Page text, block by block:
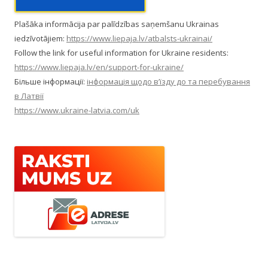
Plašāka informācija par palīdzības saņemšanu Ukrainas
iedzīvotājiem: https://www.liepaja.lv/atbalsts-ukrainai/
Follow the link for useful information for Ukraine residents:
https://www.liepaja.lv/en/support-for-ukraine/
Більше інформації: інформація щодо в’їзду до та перебування
в Латвії
https://www.ukraine-latvia.com/uk